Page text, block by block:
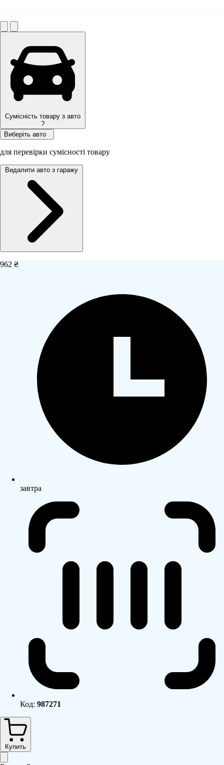
Сумісність товару з авто
?
Виберіть авто
для перевірки сумісності товару
Видалити авто з гаражу
962 ₴
завтра
Код: 987271
Купить